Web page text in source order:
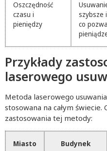
Oszczędność
czasu i
pieniędzy
szybsze
co
Przykłady
laserowego
Metoda laserowego
stosowana na całym
zastosowania tej metody:
Miasto Budynek